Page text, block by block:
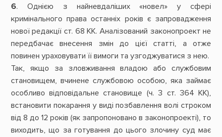
6. Однією з найневдаліших «новел» у сфері
кримінального права останніх років є запровадження
нової редакції ст. 68 КК. Аналізований законопроект не
передбачає внесення змін до цієї статті, а отже
повинен ураховувати її вимоги та узгоджуватися з нею.
Так, якщо за зловживання владою або службовим
становищем, вчинене службовою особою, яка займає
особливо відповідальне становище (ч. 3 ст. 364 КК),
встановити покарання у виді позбавлення волі строком
від 8 до 12 років (як запропоновано в законопроекті), то
виходить, що за готування до цього злочину суд має